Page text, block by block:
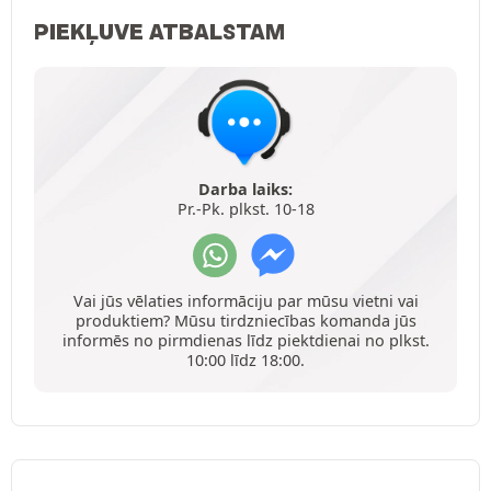
PIEKĻUVE ATBALSTAM
Darba laiks:
Pr.-Pk. plkst. 10-18
Vai jūs vēlaties informāciju par mūsu vietni vai
produktiem? Mūsu tirdzniecības komanda jūs
informēs no pirmdienas līdz piektdienai no plkst.
10:00 līdz 18:00.